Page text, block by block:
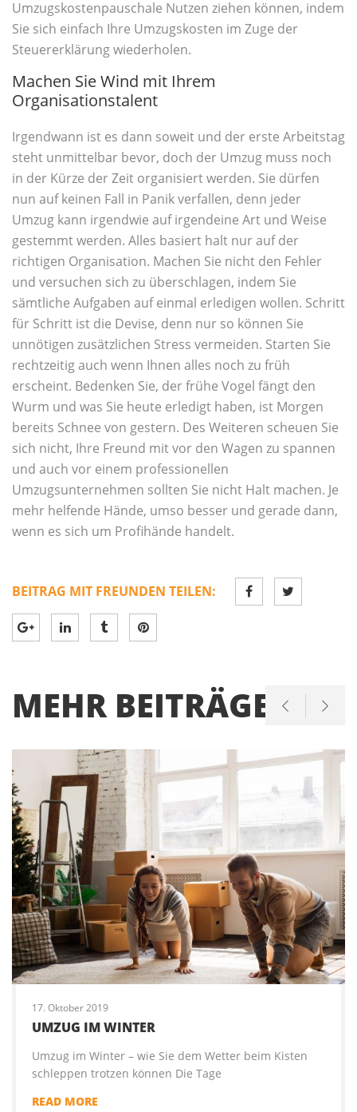
Umzugskostenpauschale Nutzen ziehen können, indem
Sie sich einfach Ihre Umzugskosten im Zuge der
Steuererklärung wiederholen.
Machen Sie Wind mit Ihrem
Organisationstalent
Irgendwann ist es dann soweit und der erste Arbeitstag
steht unmittelbar bevor, doch der Umzug muss noch
in der Kürze der Zeit organisiert werden. Sie dürfen
nun auf keinen Fall in Panik verfallen, denn jeder
Umzug kann irgendwie auf irgendeine Art und Weise
gestemmt werden. Alles basiert halt nur auf der
richtigen Organisation. Machen Sie nicht den Fehler
und versuchen sich zu überschlagen, indem Sie
sämtliche Aufgaben auf einmal erledigen wollen. Schritt
für Schritt ist die Devise, denn nur so können Sie
unnötigen zusätzlichen Stress vermeiden. Starten Sie
rechtzeitig auch wenn Ihnen alles noch zu früh
erscheint. Bedenken Sie, der frühe Vogel fängt den
Wurm und was Sie heute erledigt haben, ist Morgen
bereits Schnee von gestern. Des Weiteren scheuen Sie
sich nicht, Ihre Freund mit vor den Wagen zu spannen
und auch vor einem professionellen
Umzugsunternehmen sollten Sie nicht Halt machen. Je
mehr helfende Hände, umso besser und gerade dann,
wenn es sich um Profihände handelt.
BEITRAG MIT FREUNDEN TEILEN:
MEHR BEITRÄGE
17. Oktober 2019
UMZUG IM WINTER
Umzug im Winter – wie Sie dem Wetter beim Kisten
schleppen trotzen können Die Tage
READ MORE